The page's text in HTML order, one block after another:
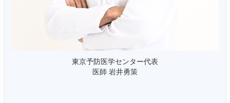
東京予防医学センター代表
医師 岩井勇策